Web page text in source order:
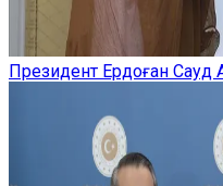
Президент Ердоған Сауд